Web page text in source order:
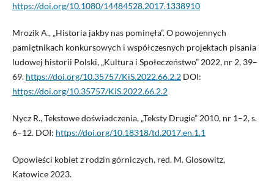
https://doi.org/10.1080/14484528.2017.1338910
Mrozik A., „Historia jakby nas pominęła”. O powojennych
pamiętnikach konkursowych i współczesnych projektach pisania
ludowej historii Polski, „Kultura i Społeczeństwo” 2022, nr 2, 39–
69. https://doi.org/10.35757/KiS.2022.66.2.2DOI:
https://doi.org/10.35757/KiS.2022.66.2.2
Nycz R., Tekstowe doświadczenia, „Teksty Drugie” 2010, nr 1–2, s.
6–12. DOI: https://doi.org/10.18318/td.2017.en.1.1
Opowieści kobiet z rodzin górniczych, red. M. Glosowitz,
Katowice 2023.